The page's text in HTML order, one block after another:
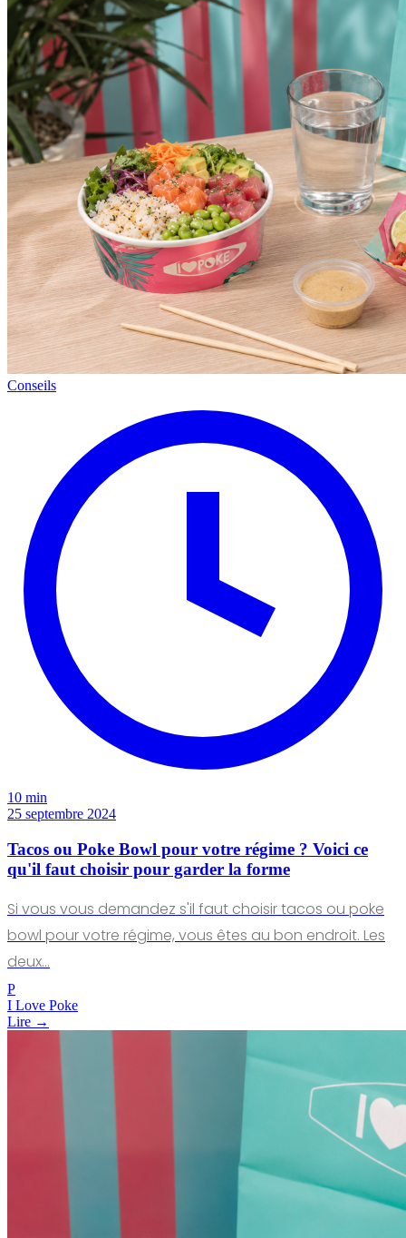
Conseils
10 min
25 septembre 2024
Tacos ou Poke Bowl pour votre régime ? Voici ce
qu'il faut choisir pour garder la forme
Si vous vous demandez s'il faut choisir tacos ou poke
bowl pour votre régime, vous êtes au bon endroit. Les
deux…
P
I Love Poke
Lire →